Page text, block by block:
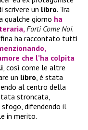
scrivere un libro. Tra
qualche giorno ha
Forti Come Noi.
ha raccontato tutti
che l’ha colpita
, così come le altre
un libro, è stata
al centro della
stroncata,
sfogo, difendendo il
in merito.